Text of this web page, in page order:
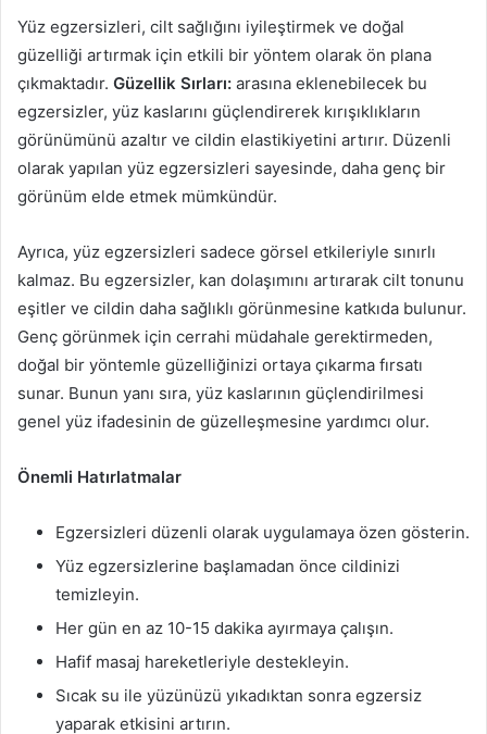
Yüz egzersizleri, cilt sağlığını iyileştirmek ve doğal
güzelliği artırmak için etkili bir yöntem olarak ön plana
çıkmaktadır. Güzellik Sırları: arasına eklenebilecek bu
egzersizler, yüz kaslarını güçlendirerek kırışıklıkların
görünümünü azaltır ve cildin elastikiyetini artırır. Düzenli
olarak yapılan yüz egzersizleri sayesinde, daha genç bir
görünüm elde etmek mümkündür.
Ayrıca, yüz egzersizleri sadece görsel etkileriyle sınırlı
kalmaz. Bu egzersizler, kan dolaşımını artırarak cilt tonunu
eşitler ve cildin daha sağlıklı görünmesine katkıda bulunur.
Genç görünmek için cerrahi müdahale gerektirmeden,
doğal bir yöntemle güzelliğinizi ortaya çıkarma fırsatı
sunar. Bunun yanı sıra, yüz kaslarının güçlendirilmesi
genel yüz ifadesinin de güzelleşmesine yardımcı olur.
Önemli Hatırlatmalar
Egzersizleri düzenli olarak uygulamaya özen gösterin.
Yüz egzersizlerine başlamadan önce cildinizi
temizleyin.
Her gün en az 10-15 dakika ayırmaya çalışın.
Hafif masaj hareketleriyle destekleyin.
Sıcak su ile yüzünüzü yıkadıktan sonra egzersiz
yaparak etkisini artırın.